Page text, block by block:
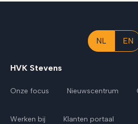
NL EN
HVK Stevens
Onze focus Nieuwscentrum
Werken bij Klanten portaal